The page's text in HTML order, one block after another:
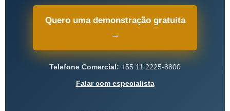
Quero uma demonstração gratuita
→
Telefone Comercial: +55 11 2225-8800
Falar com especialista